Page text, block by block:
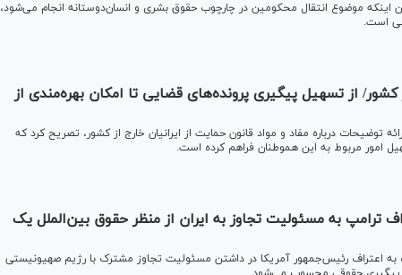
اینکه موضوع انتقال محکومین در چارچوب حقوق بشری و انسان‌دوستانه انجام می‌شود،
است.
کشور/ از تسهیل پیگیری پرونده‌های قضایی تا امکان بهره‌مندی از
توضیحات درباره مفاد و مواد قانون حمایت از ایرانیان خارج از کشور، تصریح کرد که
امور مربوط به این هموطنان فراهم کرده است.
ترامپ به مسئولیت تجاوز به ایران از منظر حقوق بین‌الملل یک
به اعتراف رئیس‌جمهور آمریکا در داشتن مسئولیت تجاوز مشترک با رژیم صهیونیستی